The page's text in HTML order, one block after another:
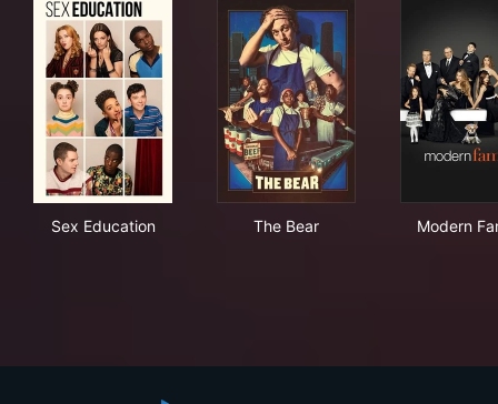
Sex Education The Bear Modern